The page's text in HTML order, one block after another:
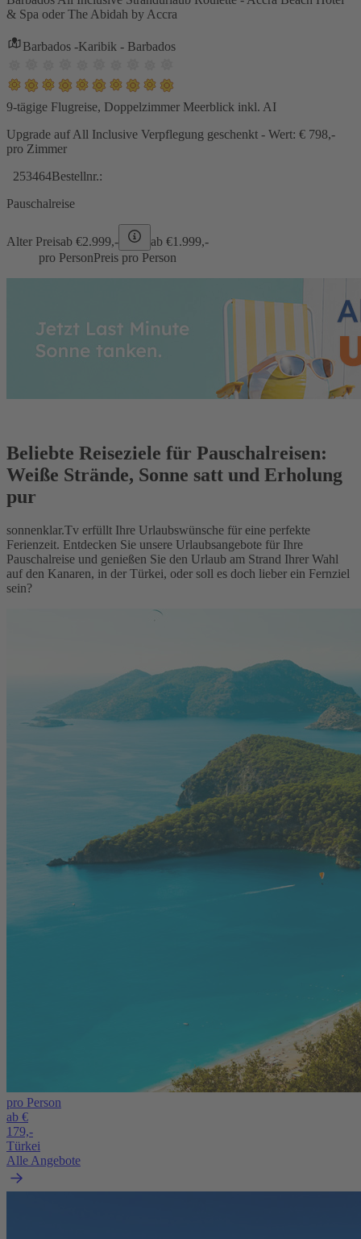
& Spa oder The Abidah by Accra
Barbados -Karibik - Barbados
9-tägige Flugreise, Doppelzimmer Meerblick inkl. AI
Upgrade auf All Inclusive Verpflegung geschenkt - Wert: € 798,-
pro Zimmer
253464Bestellnr.:
Pauschalreise
Alter Preisab €2.999,- ab €1.999,-
pro PersonPreis pro Person
Beliebte Reiseziele für Pauschalreisen:
Weiße Strände, Sonne satt und Erholung
pur
sonnenklar.Tv erfüllt Ihre Urlaubswünsche für eine perfekte
Ferienzeit. Entdecken Sie unsere Urlaubsangebote für Ihre
Pauschalreise und genießen Sie den Urlaub am Strand Ihrer Wahl
auf den Kanaren, in der Türkei, oder soll es doch lieber ein Fernziel
sein?
pro Person
ab €
179,-
Türkei
Alle Angebote